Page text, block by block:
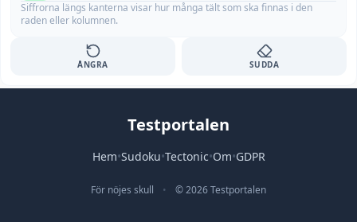
Siffrorna längs kanterna visar hur många tält som ska finnas i den
raden eller kolumnen.
ÅNGRA SUDDA
Testportalen
Hem•Sudoku•Tectonic•Om•GDPR
För nöjes skull • © 2026 Testportalen